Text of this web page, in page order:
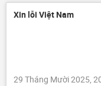
Vladimir Putin
Xin lỗi Việt Nam
29 Tháng Mười 2025,